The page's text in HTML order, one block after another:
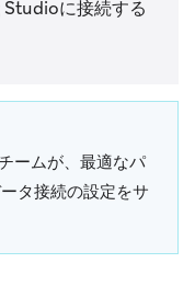
に接続する
ームが、最適なパ
タ接続の設定をサ